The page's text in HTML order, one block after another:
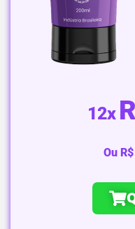
12x
Ou